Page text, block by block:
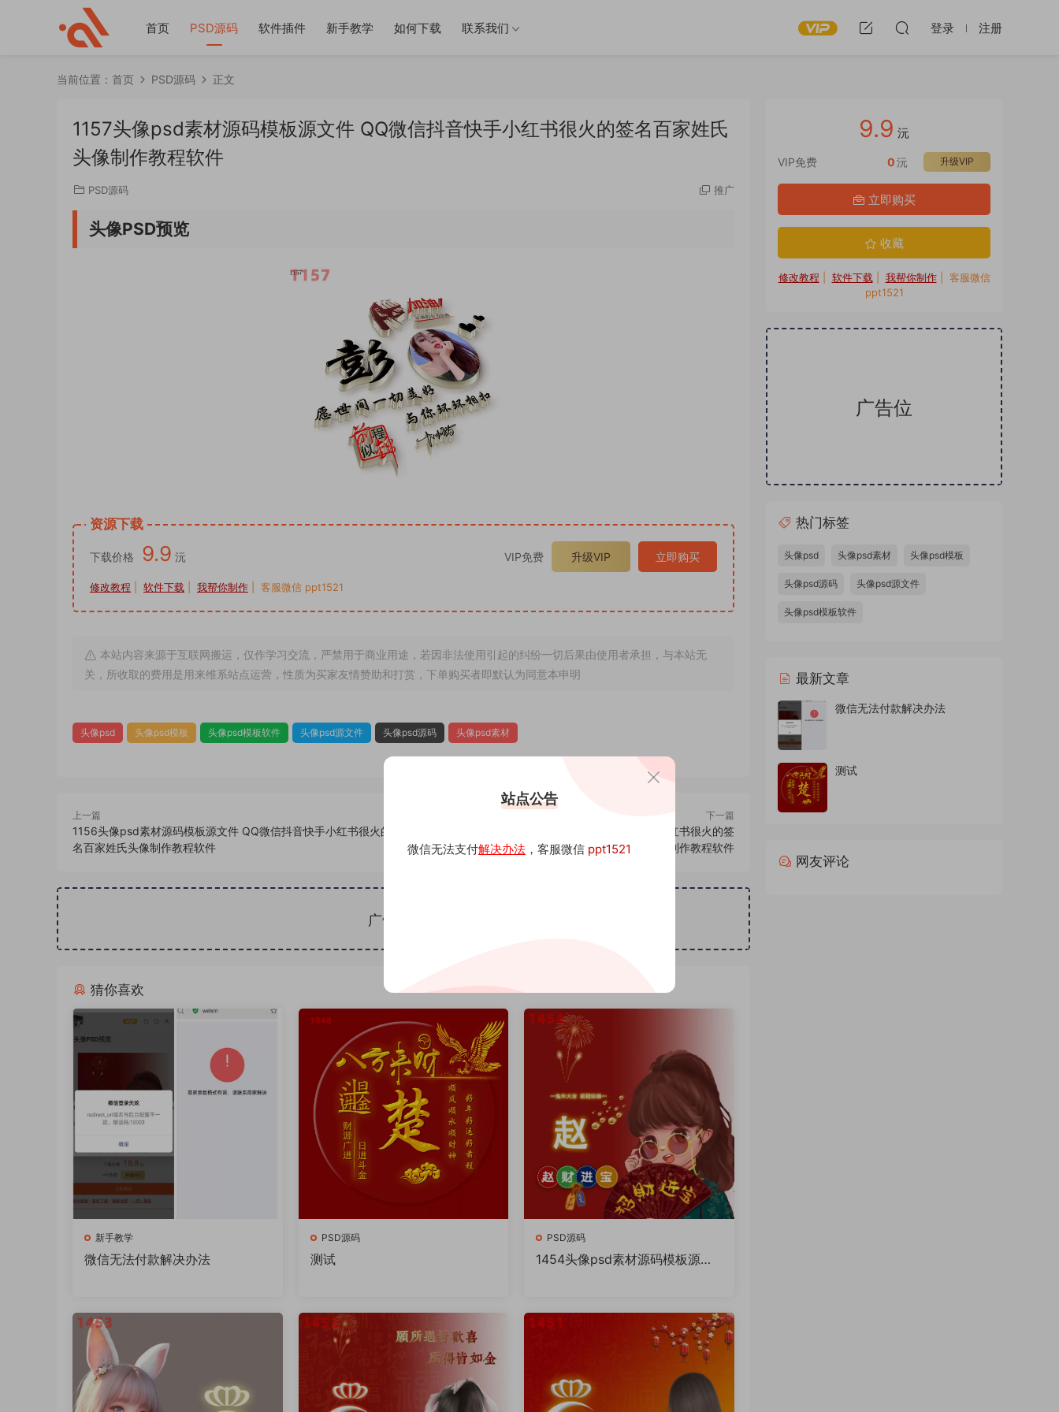
首页 PSD源码 软件插件 新手教学 如何下载 联系我们 登录 注册
当前位置： 首页 PSD源码 正文
1157头像psd素材源码模板源文件 QQ微信抖音快手小红书很火的签名百家姓氏
头像制作教程软件
PSD源码 推广
头像PSD预览
资源下载
下载价格 9.9 沅 VIP免费 升级VIP 立即购买
修改教程 软件下载 我帮你制作 | 客服微信 ppt1521
本站内容来源于互联网搬运，仅作学习交流，严禁用于商业用途，若因非法使用引起的纠纷一切后果由使用者承担，与本站无
关，所收取的费用是用来维系站点运营，性质为买家友情赞助和打赏，下单购买者即默认为同意本申明
头像psd 头像psd模板 头像psd模板软件 头像psd源文件 头像psd源码 头像psd素材
上一篇
1156头像psd素材源码模板源文件 QQ微信抖音快手小红书很火的签
名百家姓氏头像制作教程软件
下一篇
1158头像psd素材源码模板源文件 QQ微信抖音快手小红书很火的签
名百家姓氏头像制作教程软件
广告位招租
猜你喜欢
新手教学
微信无法付款解决办法
PSD源码
测试
PSD源码
1454头像psd素材源码模板源文
9.9 沅
VIP免费 升级VIP
0沅
立即购买
收藏
修改教程 软件下载 我帮你制作| 客服微信
ppt1521
广告位
热门标签
头像psd 头像psd素材 头像psd模板
头像psd源码 头像psd源文件
头像psd模板软件
最新文章
微信无法付款解决办法
测试
网友评论
站点公告
微信无法支付解决办法 ，客服微信 ppt1521